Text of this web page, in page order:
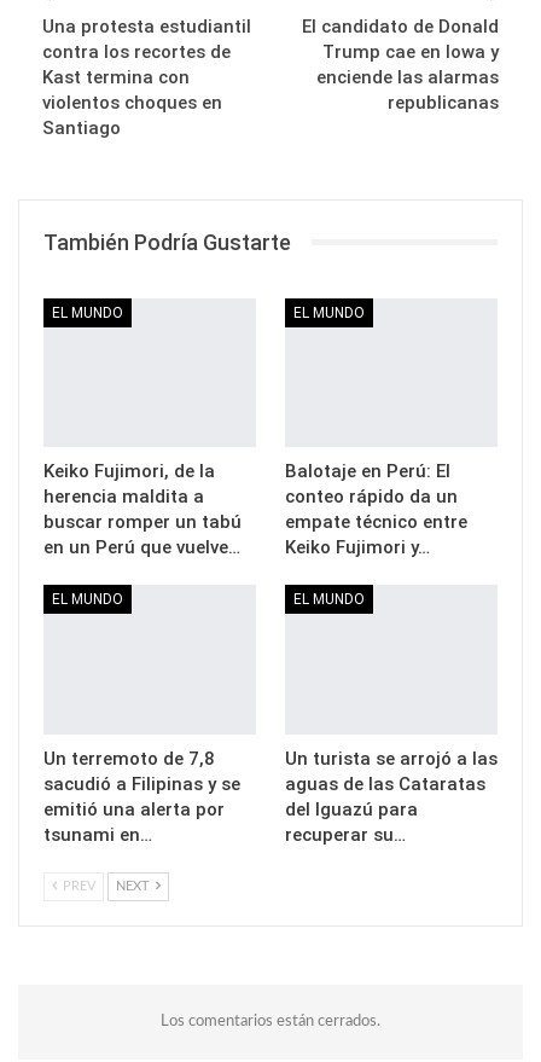
Una protesta estudiantil
contra los recortes de
Kast termina con
violentos choques en
Santiago
El candidato de Donald
Trump cae en Iowa y
enciende las alarmas
republicanas
También Podría Gustarte
EL MUNDO
Keiko Fujimori, de la
herencia maldita a
buscar romper un tabú
en un Perú que vuelve…
EL MUNDO
Balotaje en Perú: El
conteo rápido da un
empate técnico entre
Keiko Fujimori y…
EL MUNDO
Un terremoto de 7,8
sacudió a Filipinas y se
emitió una alerta por
tsunami en…
EL MUNDO
Un turista se arrojó a las
aguas de las Cataratas
del Iguazú para
recuperar su…
PREV NEXT
Los comentarios están cerrados.